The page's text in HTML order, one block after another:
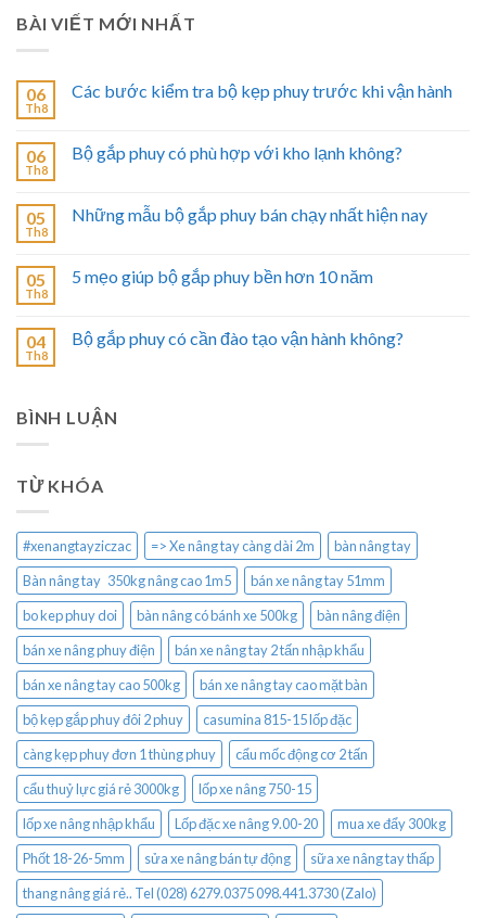
BÀI VIẾT MỚI NHẤT
06
Th8
Các bước kiểm tra bộ kẹp phuy trước khi vận hành
06
Th8
Bộ gắp phuy có phù hợp với kho lạnh không?
05
Th8
Những mẫu bộ gắp phuy bán chạy nhất hiện nay
05
Th8
5 mẹo giúp bộ gắp phuy bền hơn 10 năm
04
Th8
Bộ gắp phuy có cần đào tạo vận hành không?
BÌNH LUẬN
TỪ KHÓA
#xenangtayziczac => Xe nâng tay càng dài 2m
bàn nâng tay
Bàn nâng tay 350kg nâng cao 1m5
bán xe nâng tay 51mm
bo kep phuy doi
bàn nâng có bánh xe 500kg
bàn nâng điện
bán xe nâng phuy điện
bán xe nâng tay 2 tấn nhập khẩu
bán xe nâng tay cao 500kg
bán xe nâng tay cao mặt bàn
bộ kẹp gắp phuy đôi 2 phuy
casumina 815-15 lốp đặc
càng kẹp phuy đơn 1 thùng phuy
cẩu mốc động cơ 2 tấn
cẩu thuỷ lực giá rẻ 3000kg
lốp xe nâng 750-15
lốp xe nâng nhập khẩu
Lốp đặc xe nâng 9.00-20
mua xe đẩy 300kg
Phốt 18-26-5mm
sửa xe nâng bán tự động
sữa xe nâng tay thấp
thang nâng giá rẻ.. Tel (028) 6279.0375 098.441.3730 (Zalo)